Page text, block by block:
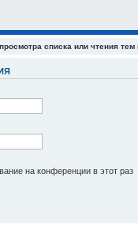
списка или чтения
на конференции в этот раз